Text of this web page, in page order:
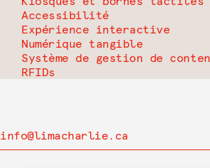
Accessibilité
Expérience interactive
Numérique tangible
Système de gestion de
RFIDs
info@limacharlie.ca